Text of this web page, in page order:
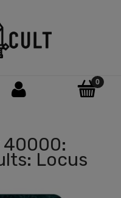
40000:
Locus